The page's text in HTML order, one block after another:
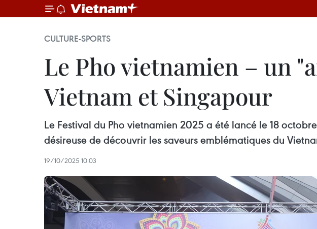
CULTURE-SPORTS
Le Pho vietnamien – un
Vietnam et Singapour
Le Festival du Pho vietnamien 2025 a été lancé le 18
désireuse de découvrir les saveurs emblématiques du
19/10/2025 10:03